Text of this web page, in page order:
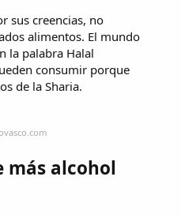
sus creencias, no
alimentos. El mundo
la palabra Halal
consumir porque
de la Sharia.
más alcohol